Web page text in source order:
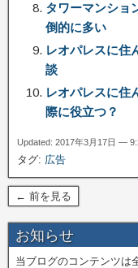
タワーマンショ
倒的に多い
レオパレスに住
談
レオパレスに住
際に役立つ？
Updated: 2017年3月17日 —
タグ: 広告
← 前を見る
お知らせ
当ブログのコンテンツは